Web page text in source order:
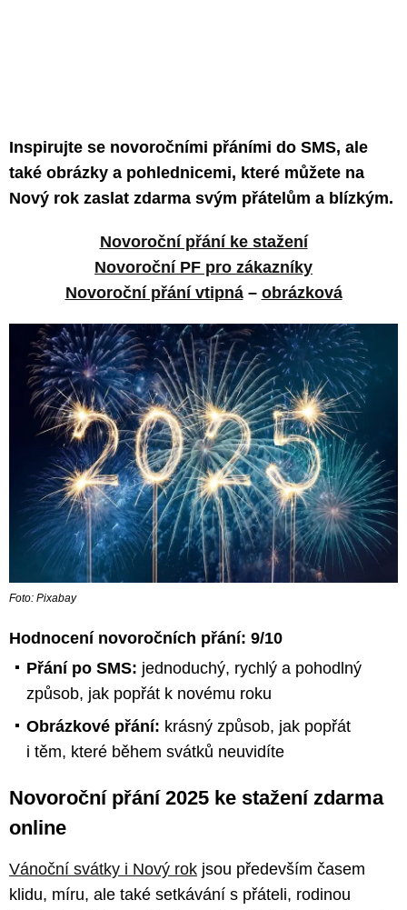
Inspirujte se novoročními přáními do SMS, ale
také obrázky a pohlednicemi, které můžete na
Nový rok zaslat zdarma svým přátelům a blízkým.
Novoroční přání ke stažení
Novoroční PF pro zákazníky
Novoroční přání vtipná– obrázková
Foto: Pixabay
Hodnocení novoročních přání: 9/10
Přání po SMS: jednoduchý, rychlý a pohodlný
způsob, jak popřát k novému roku
Obrázkové přání: krásný způsob, jak popřát
i těm, které během svátků neuvidíte
Novoroční přání 2025 ke stažení zdarma
online
Vánoční svátky i Nový rok jsou především časem
klidu, míru, ale také setkávání s přáteli, rodinou